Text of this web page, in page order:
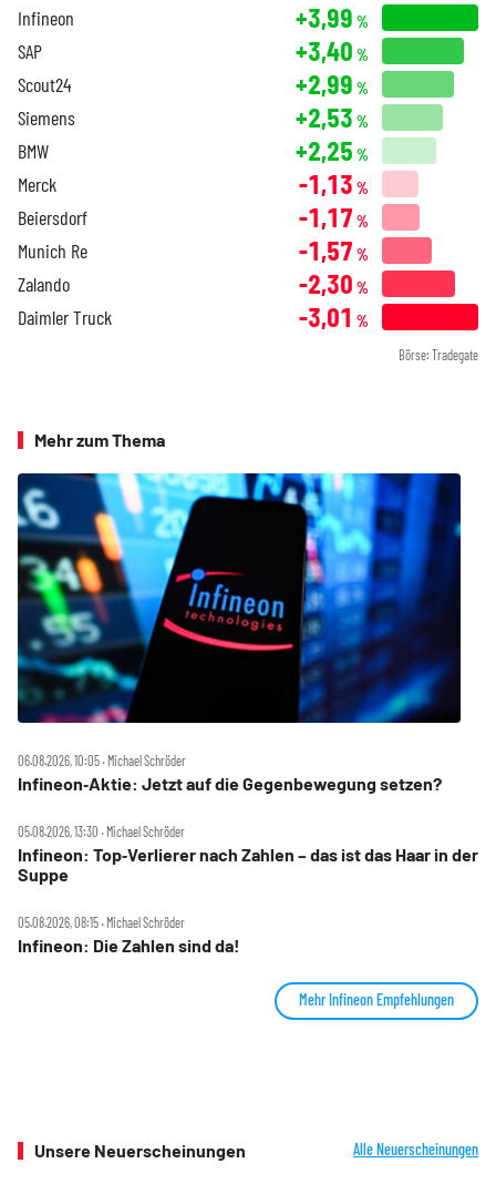
Infineon +3,99 %
SAP +3,40 %
Scout24 +2,99 %
Siemens +2,53 %
BMW +2,25 %
Merck -1,13 %
Beiersdorf -1,17 %
Munich Re -1,57 %
Zalando -2,30 %
Daimler Truck -3,01 %
Börse: Tradegate
Mehr zum Thema
06.08.2026, 10:05 ‧ Michael Schröder
Infineon‑Aktie: Jetzt auf die Gegenbewegung setzen?
05.08.2026, 13:30 ‧ Michael Schröder
Infineon: Top‑Verlierer nach Zahlen – das ist das Haar in der
Suppe
05.08.2026, 08:15 ‧ Michael Schröder
Infineon: Die Zahlen sind da!
Mehr Infineon Empfehlungen
Unsere Neuerscheinungen Alle Neuerscheinungen